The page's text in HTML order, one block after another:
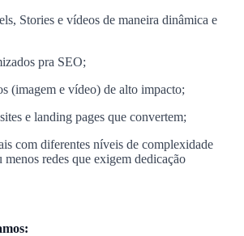
Stories e vídeos de maneira dinâmica e
pra SEO;
(imagem e vídeo) de alto impacto;
e landing pages que convertem;
com diferentes níveis de complexidade
menos redes que exigem dedicação